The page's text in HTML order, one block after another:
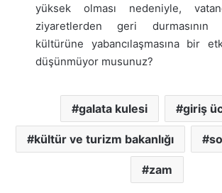
yüksek olması nedeniyle,
ziyaretlerden geri
kültürüne yabancılaşmasına bir
düşünmüyor musunuz?
galata kulesi giriş
kültür ve turizm bakanlığı
zam